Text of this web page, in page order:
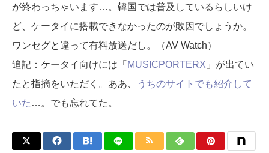
が終わっちゃいます…。韓国では普及しているらしいけ
ど、ケータイに搭載できなかったのが敗因でしょうか。
ワンセグと違って有料放送だし。（AV Watch）
追記：ケータイ向けには「 MUSICPORTERX 」が出てい
たと指摘をいただく。ああ、
うちのサイトでも紹介して
いた …。でも忘れてた。